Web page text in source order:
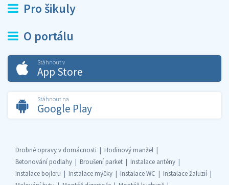
Pro šikuly
O portálu
Stáhnout v
App Store
Stáhnout na
Google Play
Drobné opravy v domácnosti
Hodinový manžel
Betonování podlahy
Broušení parket
Instalace antény
Instalace bojleru
Instalace myčky Instalace WC
Instalace žaluzií